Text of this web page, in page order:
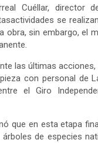
Cuéllar, directorde
actividades se
la obra, sin embargo, el
las últimas acciones,
con personal de
el Giro
que en esta etapa
de especies